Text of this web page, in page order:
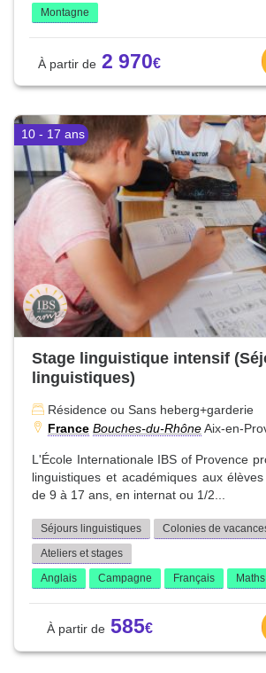
Montagne
2 970
10 - 17 ans
Stage linguistique intensif
linguistiques)
Résidence ou Sans heberg+garderie
France Bouches-du-RhôneAix-en-
L'École Internationale IBS of Provence
linguistiques et académiques aux
de 9 à 17 ans, en internat ou 1/2...
Séjours linguistiques
Colonies de
Ateliers et stages
Anglais
Campagne Français Maths
585